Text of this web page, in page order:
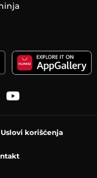
Uslovi korišćenja